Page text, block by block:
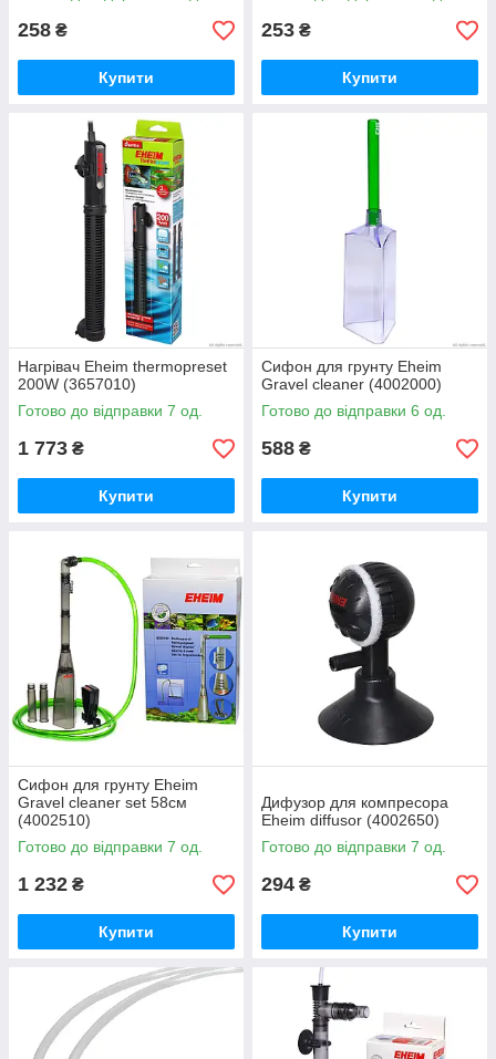
258 ₴
Купити
253 ₴
Купити
Нагрівач Eheim thermopreset
200W (3657010)
Готово до відправки 7 од.
1 773 ₴
Купити
Сифон для грунту Eheim
Gravel cleaner (4002000)
Готово до відправки 6 од.
588 ₴
Купити
Сифон для грунту Eheim
Gravel cleaner set 58см
(4002510)
Готово до відправки 7 од.
1 232 ₴
Купити
Дифузор для компресора
Eheim diffusor (4002650)
Готово до відправки 7 од.
294 ₴
Купити